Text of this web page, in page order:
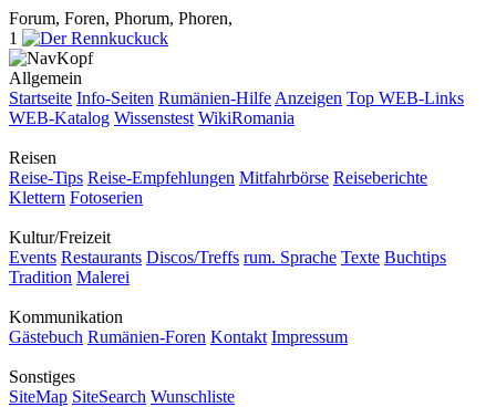
Forum, Foren, Phorum, Phoren,
1
Allgemein
Startseite Info-Seiten Rumänien-Hilfe Anzeigen Top WEB-Links
WEB-Katalog Wissenstest WikiRomania
Reisen
Reise-Tips Reise-Empfehlungen Mitfahrbörse Reiseberichte
Klettern Fotoserien
Kultur/Freizeit
Events Restaurants Discos/Treffs rum. Sprache Texte Buchtips
Tradition Malerei
Kommunikation
Gästebuch Rumänien-Foren Kontakt Impressum
Sonstiges
SiteMap SiteSearch Wunschliste